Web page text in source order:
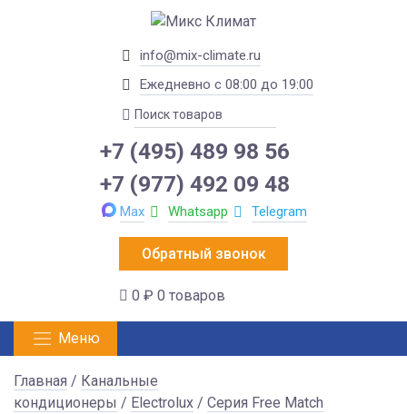
info@mix-climate.ru
Ежедневно с 08:00 до 19:00
+7 (495) 489 98 56
+7 (977) 492 09 48
Max Whatsapp Telegram
Обратный звонок
0 ₽ 0 товаров
Меню
Главная / Канальные
кондиционеры / Electrolux / Серия Free Match